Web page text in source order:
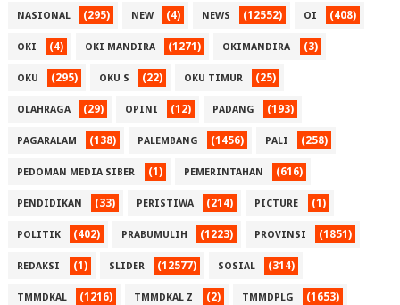
NASIONAL (295) NEW (4) NEWS (12552) OI (408)
OKI (4) OKI MANDIRA (1271) OKIMANDIRA (3)
OKU (295) OKU S (22) OKU TIMUR (25)
OLAHRAGA (29) OPINI (12) PADANG (193)
PAGARALAM (138) PALEMBANG (1456) PALI (258)
PEDOMAN MEDIA SIBER (1) PEMERINTAHAN (616)
PENDIDIKAN (33) PERISTIWA (214) PICTURE (1)
POLITIK (402) PRABUMULIH (1223) PROVINSI (1851)
REDAKSI (1) SLIDER (12577) SOSIAL (314)
TMMDKAL (1216) TMMDKAL Z (2) TMMDPLG (1653)